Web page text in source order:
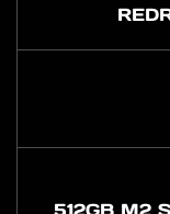
512GB M2